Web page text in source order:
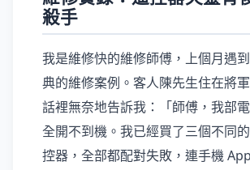
殺手
我是維修快的維修師傅，上個月遇
典的維修案例。客人陳先生住在將
話裡無奈地告訴我：「師傅，我部
全開不到機。我已經買了三個不同
控器，全部都配對失敗，連手機